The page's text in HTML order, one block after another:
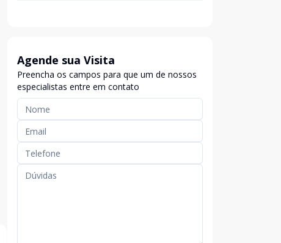
Agende sua Visita
Preencha os campos para que um de nossos
especialistas entre em contato